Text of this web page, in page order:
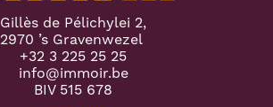
Gillès de Pélichylei 2,
2970 ’s Gravenwezel
+32 3 225 25 25
info@immoir.be
BIV 515 678